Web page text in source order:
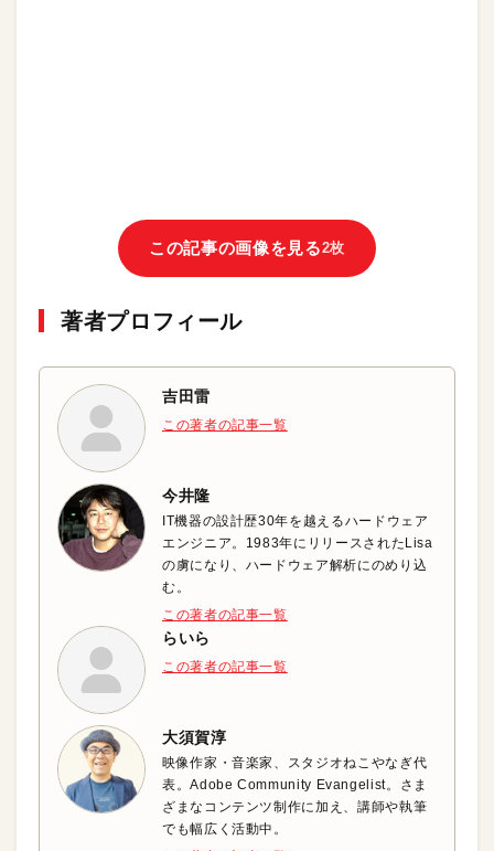
この記事の画像を見る2枚
著者プロフィール
吉田雷
この著者の記事一覧
今井隆
IT機器の設計歴30年を越えるハードウェア
エンジニア。1983年にリリースされたLisa
の虜になり、ハードウェア解析にのめり込
む。
この著者の記事一覧
らいら
この著者の記事一覧
大須賀淳
映像作家・音楽家、スタジオねこやなぎ代
表。Adobe Community Evangelist。さま
ざまなコンテンツ制作に加え、講師や執筆
でも幅広く活動中。